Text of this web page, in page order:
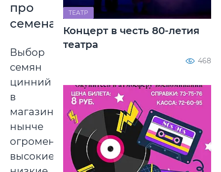
про
семена
Выбор
семян
цинний
в
магазинах
нынче
огромен:
высокие
ТЕАТР
Концерт в честь 80-летия
театра
468